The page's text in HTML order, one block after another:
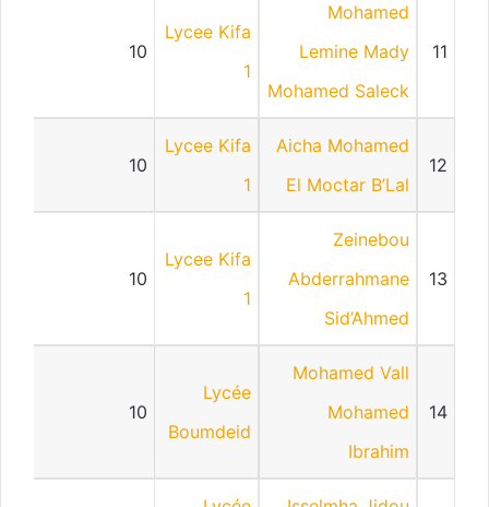
11
Mohamed
Lemine Mady
Mohamed Saleck
Lycee Kifa
1
10
12
Aicha Mohamed
El Moctar B’Lal
Lycee Kifa
1
10
13
Zeinebou
Abderrahmane
Sid’Ahmed
Lycee Kifa
1
10
14
Mohamed Vall
Mohamed
Ibrahim
Lycée
Boumdeid
10